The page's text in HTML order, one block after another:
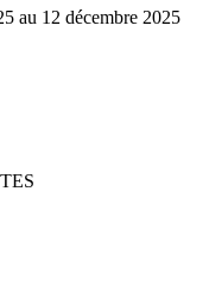
au 12 décembre 2025